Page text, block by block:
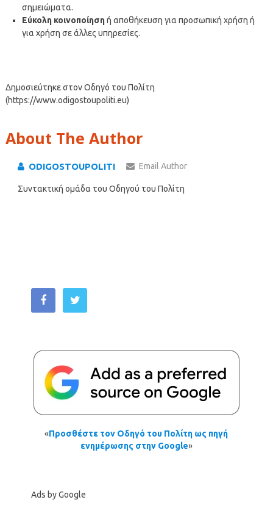
σημειώματα.
Εύκολη κοινοποίησηή αποθήκευση για προσωπική χρήση ή
για χρήση σε άλλες υπηρεσίες.
Δημοσιεύτηκε στον Οδηγό του Πολίτη
(https://www.odigostoupoliti.eu)
About The Author
ODIGOSTOUPOLITI Email Author
Συντακτική ομάδα του Οδηγού του Πολίτη
«Προσθέστε τον Οδηγό του Πολίτη ως πηγή
ενημέρωσης στην Google»
Ads by Google